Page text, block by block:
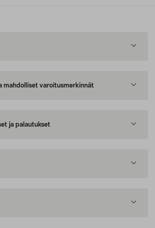
mahdolliset varoitusmerkinnät
ja palautukset